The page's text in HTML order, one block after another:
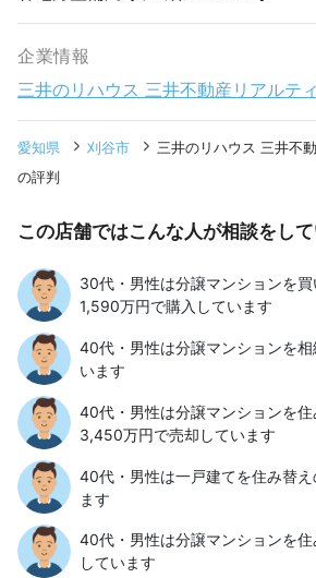
企業情報
三井のリハウス 三井不動産リアルテ
愛知県 刈谷市
三井のリハウス 三井不
の評判
この店舗ではこんな人が相談をし
30代・男性は分譲マンションを
1,590万円で購入しています
40代・男性は分譲マンションを
います
40代・男性は分譲マンションを住
3,450万円で売却しています
40代・男性は一戸建てを住み替
ます
40代・男性は分譲マンションを
しています